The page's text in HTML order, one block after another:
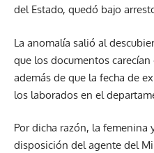
del Estado, quedó bajo
La anomalía salió al
que los documentos
además de que la fecha de
los laborados en el
Por dicha razón, la femenina
disposición del agente del